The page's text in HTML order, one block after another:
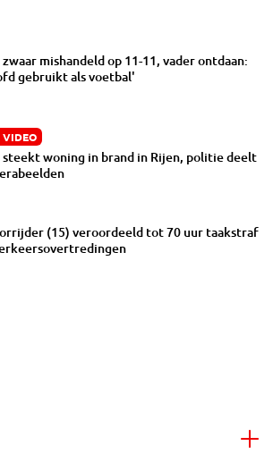
zwaar mishandeld op 11-11, vader ontdaan:
gebruikt als voetbal'
VIDEO
steekt woning in brand in Rijen, politie deelt
(15) veroordeeld tot 70 uur taakstraf